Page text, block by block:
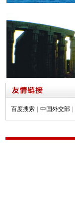
百度搜索 中国外交部